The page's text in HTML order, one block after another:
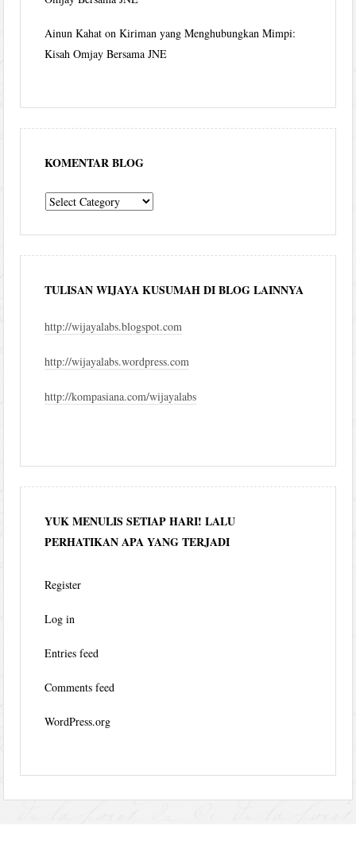
Ainun Kahat onKiriman yang Menghubungkan Mimpi:
Kisah Omjay Bersama JNE
KOMENTAR BLOG
komentar
TULISAN WIJAYA KUSUMAH DI BLOG LAINNYA
http://wijayalabs.blogspot.com
http://wijayalabs.wordpress.com
http://kompasiana.com/wijayalabs
YUK MENULIS SETIAP HARI! LALU
PERHATIKAN APA YANG TERJADI
Register
Log in
Entries feed
Comments feed
WordPress.org